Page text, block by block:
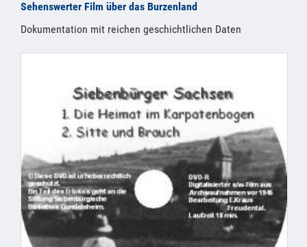
Sehenswerter Film über das Burzenland
Dokumentation mit reichen geschichtlichen Daten